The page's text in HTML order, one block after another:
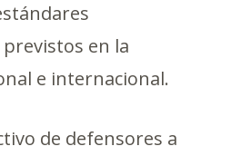
en la
e internacional.
de defensores a